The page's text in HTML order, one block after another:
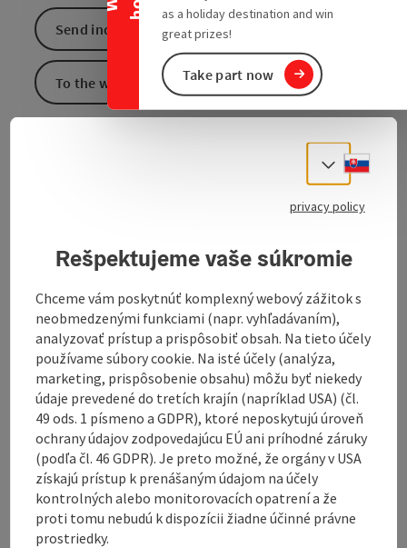
as a holiday destination and win
great prizes!
Take part now
The parish church of St. Pankraz was ordained to the
The parish church of St. Pankraz has a single nave and
altarpiece depicting the beheading of St. Pancras,
represents the left is John the Baptist, to the right is
of St. James. The statues come from the workshop of
Franz Xaver leithner from Lambach. The side altars
are also from him (1754-1755). The Josefialtar with
the image of St. Joseph is located ...
Display complete description
Contact
Send inquiry
To the website
Select
privacy policy
Rešpektujeme vaše súkromie
Chceme vám poskytnúť komplexný webový zážitok s
neobmedzenými funkciami (napr. vyhľadávaním),
analyzovať prístup a prispôsobiť obsah. Na tieto účely
používame súbory cookie. Na isté účely (analýza,
marketing, prispôsobenie obsahu) môžu byť niekedy
údaje prevedené do tretích krajín (napríklad USA) (čl.
49 ods. 1 písmeno a GDPR), ktoré neposkytujú úroveň
ochrany údajov zodpovedajúcu EÚ ani príhodné záruky
(podľa čl. 46 GDPR). Je preto možné, že orgány v USA
získajú prístup k prenášaným údajom na účely
kontrolných alebo monitorovacích opatrení a že
proti tomu nebudú k dispozícii žiadne účinné právne
prostriedky.